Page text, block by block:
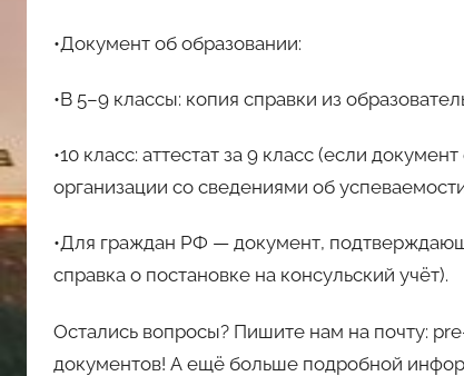
•Документ об образовании:
•В 5–9 классы: копия справки из
•10 класс: аттестат за 9 класс (если
организации со сведениями об
•Для граждан РФ — документ,
справка о постановке на консульский учёт).
Остались вопросы? Пишите нам на почту:
документов! А ещё больше подробной